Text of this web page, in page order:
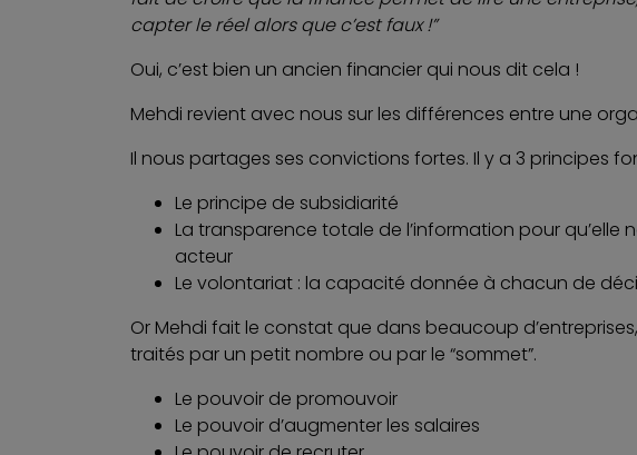
capter le réel alors que c’est faux !”
Oui, c’est bien un ancien financier qui nous dit cela !
Mehdi revient avec nous sur les différences entre une
Il nous partages ses convictions fortes. Il y a 3 principes
Le principe de subsidiarité
La transparence totale de l’information pour
acteur
Le volontariat : la capacité donnée à chacun de
Or Mehdi fait le constat que dans beaucoup
traités par un petit nombre ou par le “sommet”.
Le pouvoir de promouvoir
Le pouvoir d’augmenter les salaires